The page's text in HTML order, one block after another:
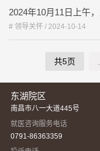
# 领导关怀 / 2024-10-14
共5页
东湖院区
南昌市八一大道445号
就医咨询服务电话
0791-86363359